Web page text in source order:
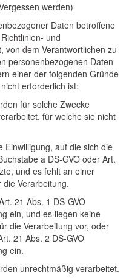
werden)
Daten betroffene
und
von dem Verantwortlichen zu
personenbezogenen Daten
einer der folgenden Gründe
erforderlich ist:
für solche Zwecke
für welche sie nicht
Einwilligung, auf die sich die
a DS-GVO oder Art.
und es fehlt an einer
Verarbeitung.
21 Abs. 1 DS-GVO
ein, und es liegen keine
die Verarbeitung vor, oder
21 Abs. 2 DS-GVO
ein.
unrechtmäßig verarbeitet.